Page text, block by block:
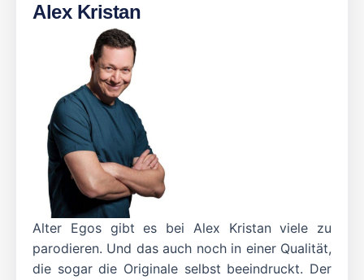
Alex Kristan
Alter Egos gibt es bei Alex Kristan viele zu
parodieren. Und das auch noch in einer Qualität,
die sogar die Originale selbst beeindruckt. Der